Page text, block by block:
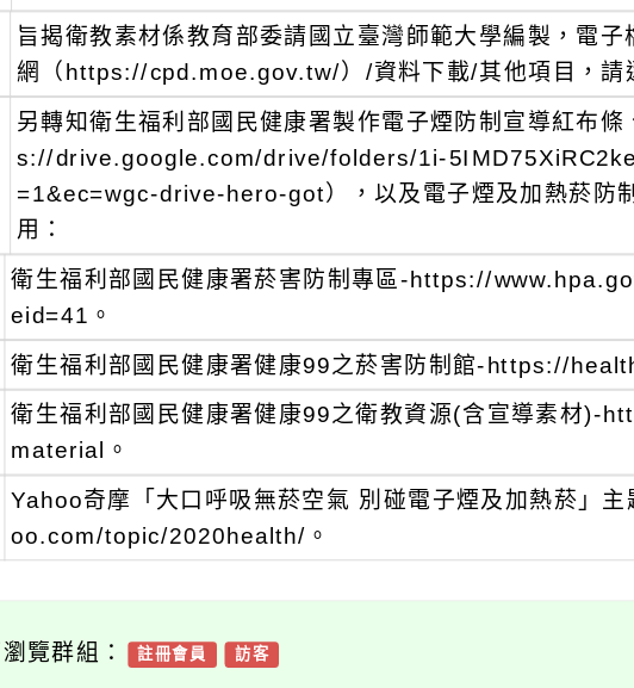
旨揭衛教素材係教育部委請國立臺灣師範大學編製，電
網（https://cpd.moe.gov.tw/）/資料下載/其他項目，請
另轉知衛生福利部國民健康署製作電子煙防制宣導紅布
s://drive.google.com/drive/folders/1i-
=1&ec=wgc-drive-hero-got），以及電子煙及加熱菸防
用：
衛生福利部國民健康署菸害防制專區-https://
eid=41。
衛生福利部國民健康署健康99之菸害防制館-https://
衛生福利部國民健康署健康99之衛教資源(含宣導素材)-
material。
Yahoo奇摩「大口呼吸無菸空氣 別碰電子煙及加熱菸」
oo.com/topic/2020health/。
覽群組： 註冊會員 訪客